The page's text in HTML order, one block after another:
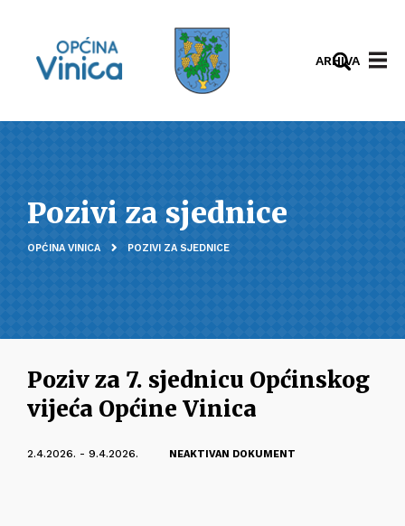
ARHIVA
Pozivi za sjednice
OPĆINA VINICA POZIVI ZA SJEDNICE
Poziv za 7. sjednicu Općinskog
vijeća Općine Vinica
2.4.2026. - 9.4.2026. NEAKTIVAN DOKUMENT